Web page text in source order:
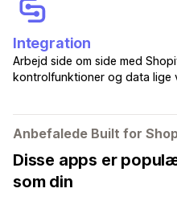
Integration
Arbejd side om side med
kontrolfunktioner og data lige
Anbefalede Built for
Disse apps er
som din